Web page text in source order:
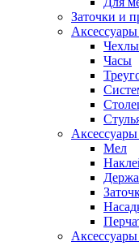
Заточки и
Аксессуары
Чехлы
Часы
Мел